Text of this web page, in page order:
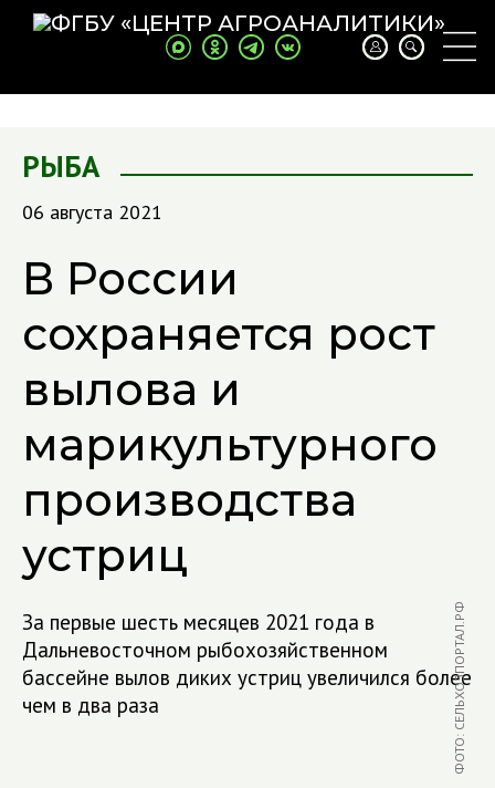
РЫБА
06 августа 2021
В России
сохраняется рост
вылова и
марикультурного
производства
устриц
За первые шесть месяцев 2021 года в
Дальневосточном рыбохозяйственном
бассейне вылов диких устриц увеличился более
чем в два раза
ФОТО: СЕЛЬХОЗПОРТАЛ.РФ